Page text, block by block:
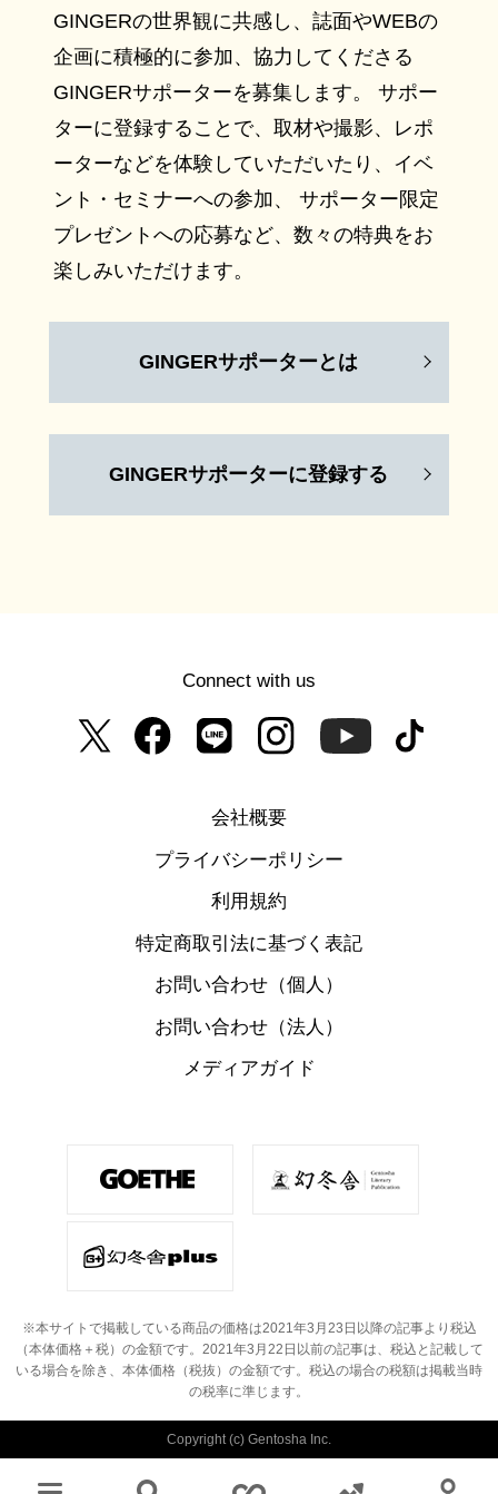
GINGERの世界観に共感し、誌面やWEBの
企画に積極的に参加、協力してくださる
GINGERサポーターを募集します。 サポー
ターに登録することで、取材や撮影、レポ
ーターなどを体験していただいたり、イベ
ント・セミナーへの参加、 サポーター限定
プレゼントへの応募など、数々の特典をお
楽しみいただけます。
GINGERサポーターとは
GINGERサポーターに登録する
Connect with us
会社概要
プライバシーポリシー
利用規約
特定商取引法に基づく表記
お問い合わせ（個人）
お問い合わせ（法人）
メディアガイド
※本サイトで掲載している商品の価格は2021年3月23日以降の記事より税込
（本体価格＋税）の金額です。 2021年3月22日以前の記事は、税込と記載して
いる場合を除き、本体価格（税抜）の金額です。 税込の場合の税額は掲載当時
の税率に準じます。
Copyright (c) Gentosha Inc.